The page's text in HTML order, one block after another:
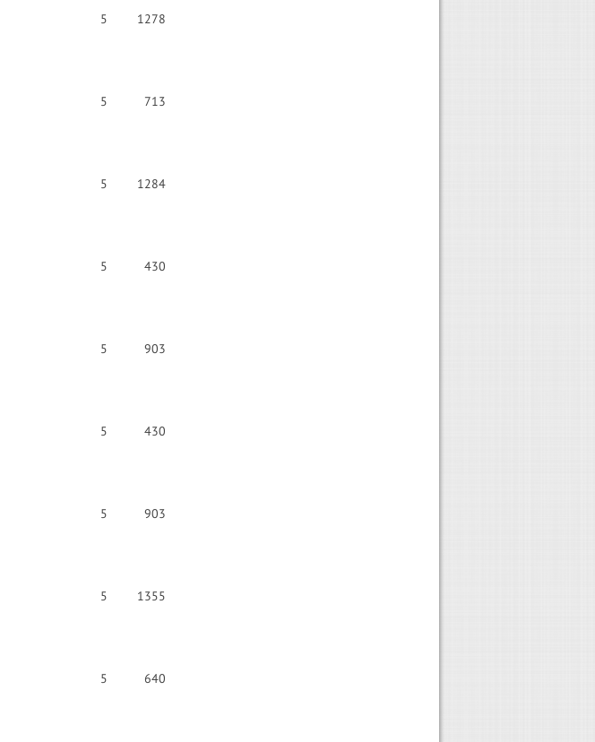
5 1278
5 713
5 1284
5 430
5 903
5 430
5 903
5 1355
5 640